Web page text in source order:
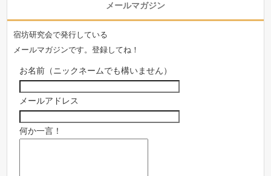
メールマガジン
宿坊研究会で発行している
メールマガジンです。登録してね！
お名前（ニックネームでも構いません）
メールアドレス
何か一言！